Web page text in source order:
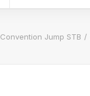
Convention Jump STB